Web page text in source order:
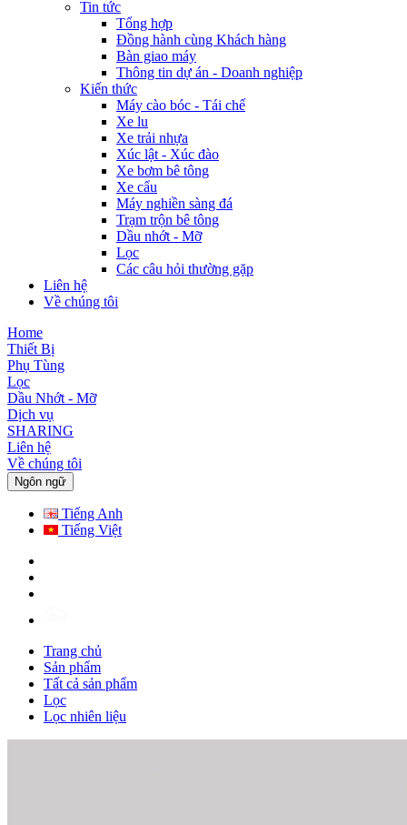
Tin tức
Tổng hợp
Đồng hành cùng Khách hàng
Bàn giao máy
Thông tin dự án - Doanh nghiệp
Kiến thức
Máy cào bóc - Tái chế
Xe lu
Xe trải nhựa
Xúc lật - Xúc đào
Xe bơm bê tông
Xe cẩu
Máy nghiền sàng đá
Trạm trộn bê tông
Dầu nhớt - Mỡ
Lọc
Các câu hỏi thường gặp
Liên hệ
Về chúng tôi
Home
Thiết Bị
Phụ Tùng
Lọc
Dầu Nhớt - Mỡ
Dịch vụ
SHARING
Liên hệ
Về chúng tôi
Ngôn ngữ
Tiếng Anh
Tiếng Việt
Trang chủ
Sản phẩm
Tất cả sản phẩm
Lọc
Lọc nhiên liệu